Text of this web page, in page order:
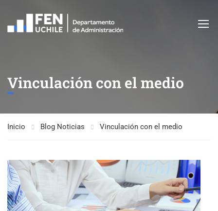
Vinculación con el medio
Inicio Blog Noticias Vinculación con el medio